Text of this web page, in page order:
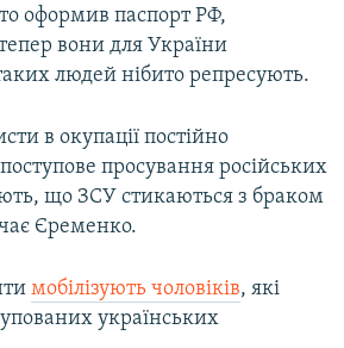
оформив паспорт РФ,
вони для України
людей нібито репресують.
в окупації постійно
просування російських
що ЗСУ стикаються з браком
Єременко.
мобілізують чоловіків, які
українських